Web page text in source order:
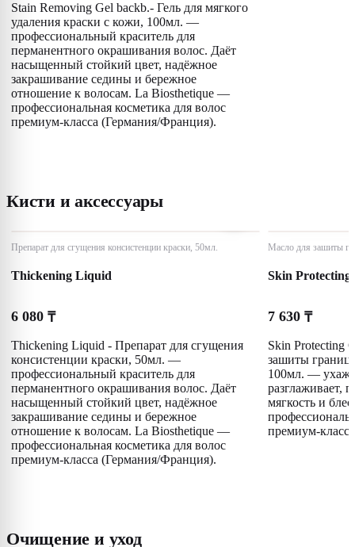
Stain Removing Gel backb.- Гель для мягкого
удаления краски с кожи, 100мл. —
профессиональный краситель для
перманентного окрашивания волос. Даёт
насыщенный стойкий цвет, надёжное
закрашивание седины и бережное
отношение к волосам. La Biosthetique —
профессиональная косметика для волос
премиум-класса (Германия/Франция).
Кисти и аксессуары
Препарат для сгущения консистенции краски, 50мл.
Thickening Liquid
6 080 ₸
Thickening Liquid - Препарат для сгущения
консистенции краски, 50мл. —
профессиональный краситель для
перманентного окрашивания волос. Даёт
насыщенный стойкий цвет, надёжное
закрашивание седины и бережное
отношение к волосам. La Biosthetique —
профессиональная косметика для волос
премиум-класса (Германия/Франция).
Масло для зашиты
Skin
7 630 ₸
Skin Protecting
зашиты границ
100мл. —
разглаживает,
мягкость и
премиум-
Очищение и уход